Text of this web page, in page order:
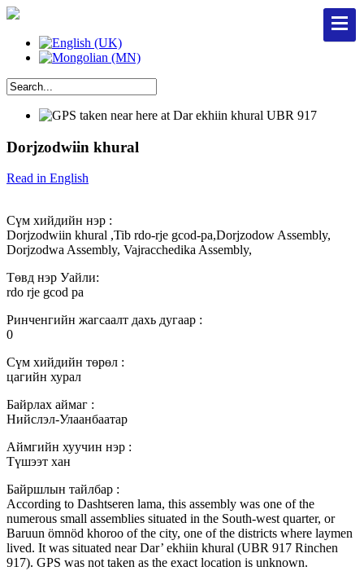
Dorjzodwiin khural
Read in English
Сүм хийдийн нэр :
Dorjzodwiin khural ,Tib rdo-rje gcod-pa,Dorjzodow Assembly,
Dorjzodwa Assembly, Vajracchedika Assembly,
Төвд нэр Уайли:
rdo rje gcod pa
Ринченгийн жагсаалт дахь дугаар :
0
Сүм хийдийн төрөл :
цагийн хурал
Байрлах аймаг :
Нийслэл-Улаанбаатар
Аймгийн хуучин нэр :
Түшээт хан
Байршлын тайлбар :
According to Dashtseren lama, this assembly was one of the
numerous small assemblies situated in the South-west quarter, or
Baruun ömnöd khoroo of the city, one of the districts where laymen
lived. It was situated near Dar’ ekhiin khural (UBR 917 Rinchen
917). GPS was not taken as the exact location is unknown.